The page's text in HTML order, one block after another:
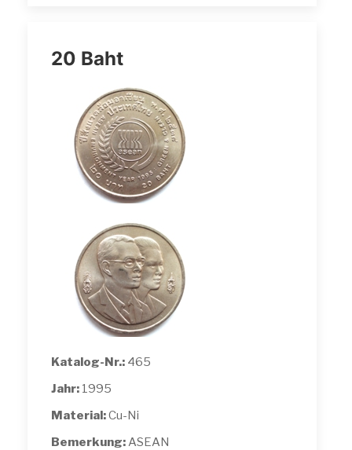
20 Baht
Katalog-Nr.: 465
Jahr: 1995
Material:Cu-Ni
Bemerkung:ASEAN